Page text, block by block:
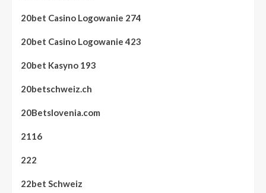
20bet Casino Logowanie 274
20bet Casino Logowanie 423
20bet Kasyno 193
20betschweiz.ch
20Betslovenia.com
2116
222
22bet Schweiz